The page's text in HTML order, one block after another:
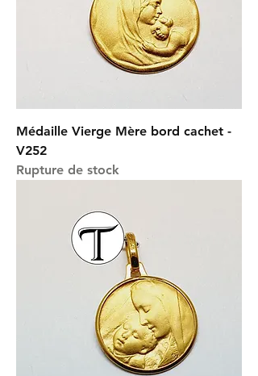
Médaille Vierge Mère bord cachet -
V252
Rupture de stock